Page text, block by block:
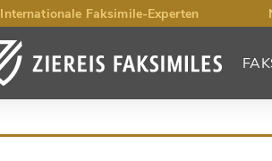
Internationale Faksimile-Experten